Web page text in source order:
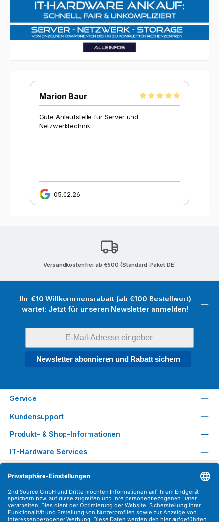
für Server und
Karoline
Versandkostenfrei ab €500 (Standard-Paket DE)
Ihr €10 Willkommensrabatt (ab €100 Bestellwert)
wartet: Jetzt für unseren Newsletter anmelden!
Newsletter abonnieren und Rabatt sichern
Service
Kundensupport
Produkt- & Shop-Informationen
IT-Hardware Services
Versandarten
Zahlungsarten